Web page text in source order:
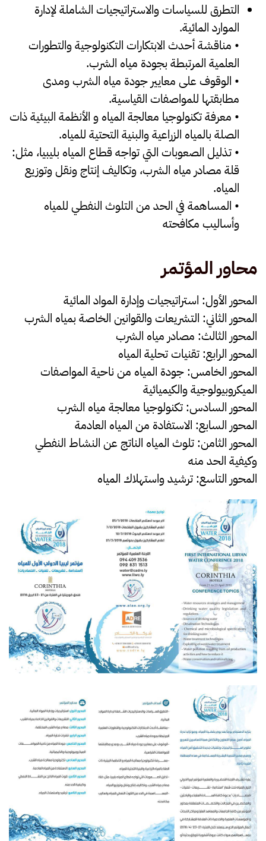
التطرق للسياسات والاستراتيجيات الشاملة لإدارة
الموارد المائية.
• مناقشة أحدث الابتكارات التكنولوجية والتطورات
العلمية المرتبطة بجودة مياه الشرب.
• الوقوف على معايير جودة مياه الشرب ومدى
مطابقتها للمواصفات القياسية.
• معرفة تكنولوجيا معالجة المياه و الأنظمة البيئية ذات
الصلة بالمياه الزراعية والبنية التحتية للمياه.
• تذليل الصعوبات التي تواجه قطاع المياه بليبيا، مثل:
قلة مصادر مياه الشرب، وتكاليف إنتاج ونقل وتوزيع
المياه.
• المساهمة في الحد من التلوث النفطي للمياه
وأساليب مكافحته
محاور المؤتمر
المحور الأول: استراتيجيات وإدارة المواد المائية
المحور الثاني: التشريعات والقوانين الخاصة بمياه الشرب
المحور الثالث: مصادر مياه الشرب
المحور الرابع: تقنيات تحلية المياه
المحور الخامس: جودة المياه من ناحية المواصفات
الميكروبيولوجية والكيميائية
المحور السادس: تكنولوجيا معالجة مياه الشرب
المحور السابع: الاستفادة من المياه العادمة
المحور الثامن: تلوث المياه الناتج عن النشاط النفطي
وكيفية الحد منه
المحور التاسع: ترشيد واستهلاك المياه